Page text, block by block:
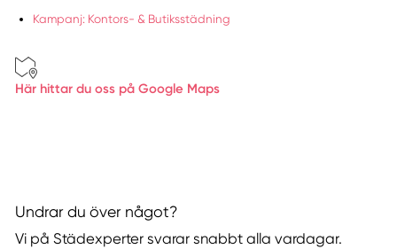
Kampanj: Kontors- & Butiksstädning
Här hittar du oss på Google Maps
Undrar du över något?
Vi på Städexperter svarar snabbt alla vardagar.